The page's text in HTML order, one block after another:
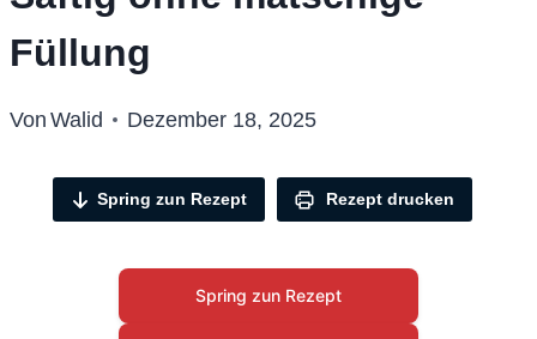
Füllung
Von Walid Dezember 18, 2025
Spring zun Rezept Rezept drucken
Spring zun Rezept